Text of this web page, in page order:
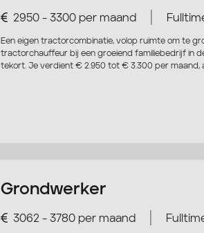
2950 - 3300 per maand
Een eigen tractorcombinatie, volop ruimte om te
tractorchauffeur bij een groeiend familiebedrijf in
tekort. Je verdient € 2.950 tot € 3.300 per maand,
Grondwerker
3062 - 3780 per maand